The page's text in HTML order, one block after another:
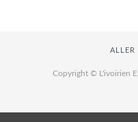
ALLER
Copyright © L'ivoirien